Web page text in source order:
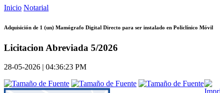
Inicio Notarial
Adquisición de 1 (un) Mamógrafo Digital Directo para ser instalado en Policlínico Móvil
Licitacion Abreviada 5/2026
28-05-2026 | 04:36:23 PM